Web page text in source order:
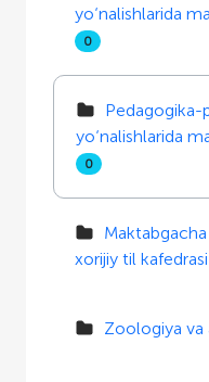
yo‘nalishlarida
0
Pedagogika-
yo‘nalishlarida
0
xorijiy til kafedrasi
Zoologiya va